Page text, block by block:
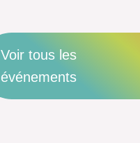
Voir tous les
événements